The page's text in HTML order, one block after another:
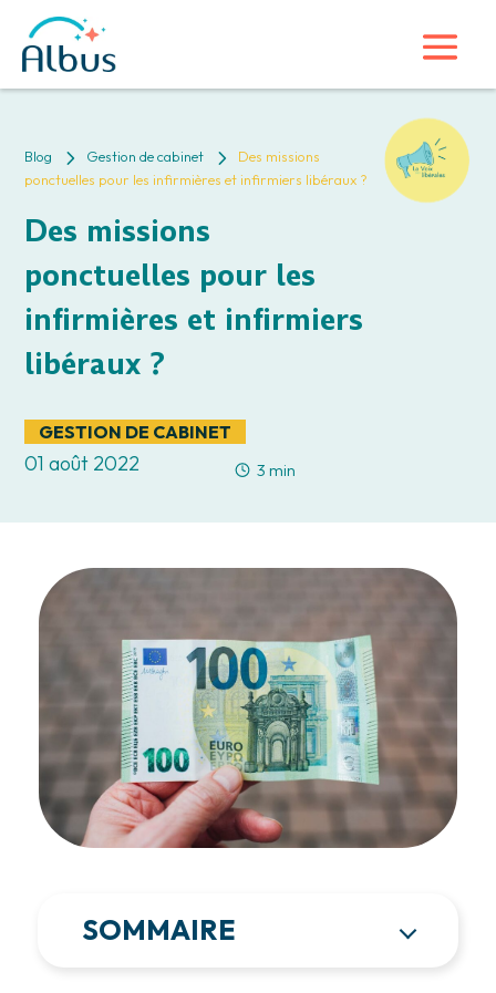
Blog 5 Gestion de cabinet 5
Des missions
ponctuelles pour les infirmières et infirmiers libéraux ?
Des missions
ponctuelles pour les
infirmières et infirmiers
libéraux ?
GESTION DE CABINET
01 août 2022 3 min
SOMMAIRE